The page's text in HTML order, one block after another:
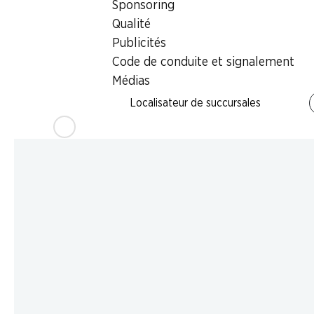
Sponsoring
Qualité
Publicités
Code de conduite et signalement
Médias
Localisateur de succursales